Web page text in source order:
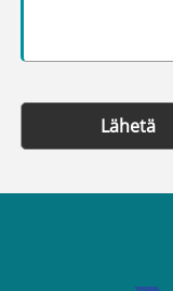
Lähetä